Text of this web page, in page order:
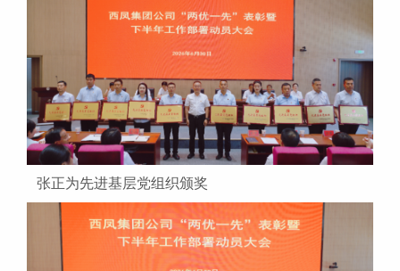
张正为先进基层党组织颁奖